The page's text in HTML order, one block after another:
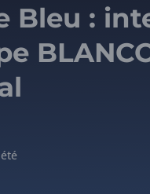
Bleu :